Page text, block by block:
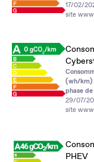
17/02/
site
(wh/km)
phase
29/07/
site
PHEV